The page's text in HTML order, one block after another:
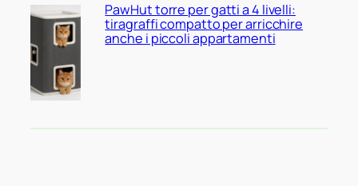
PawHut torre per gatti a 4 livelli:
tiragraffi compatto per arricchire
anche i piccoli appartamenti